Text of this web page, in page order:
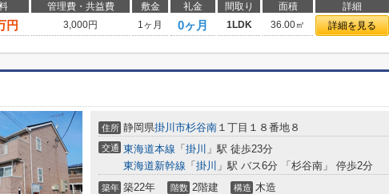
管理費・共益費 敷金 礼金 間取り 面積 詳細
円 3,000円 1ヶ月 0ヶ月 1LDK 36.00㎡ 詳細を見る
住所 静岡県掛川市杉谷南 １丁目１８番地８
交通 東海道本線 「 掛川 」駅 徒歩23分
東海道新幹線 「 掛川 」駅 バス6分 「杉谷南」 停歩2分
築年 築22年 階数 2階建 構造 木造